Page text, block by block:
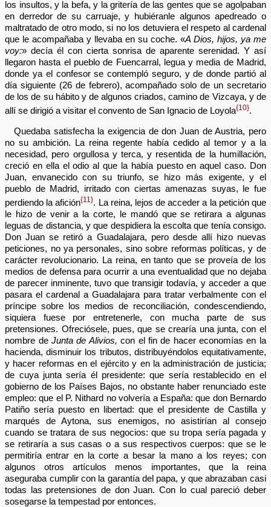
los insultos, y la befa, y la gritería de las gentes que se agolpaban
en derredor de su carruaje, y hubiéranle algunos apedreado o
maltratado de otro modo, si no los detuviera el respeto al cardenal
que le acompañaba y llevaba en su coche. «A Dios, hijos, ya me
voy:» decía él con cierta sonrisa de aparente serenidad. Y así
llegaron hasta el pueblo de Fuencarral, legua y media de Madrid,
donde ya el confesor se contempló seguro, y de donde partió al
día siguiente (26 de febrero), acompañado solo de un secretario
de los de su hábito y de algunos criados, camino de Vizcaya, y de
allí se dirigió a visitar el convento de San Ignacio de Loyola{10}.
Quedaba satisfecha la exigencia de don Juan de Austria, pero
no su ambición. La reina regente había cedido al temor y a la
necesidad, pero orgullosa y terca, y resentida de la humillación,
creció en ella el odio al que la había puesto en aquel caso. Don
Juan, envanecido con su triunfo, se hizo más exigente, y el
pueblo de Madrid, irritado con ciertas amenazas suyas, le fue
perdiendo la afición{11}. La reina, lejos de acceder a la petición que
le hizo de venir a la corte, le mandó que se retirara a algunas
leguas de distancia, y que despidiera la escolta que tenía consigo.
Don Juan se retiró a Guadalajara, pero desde allí hizo nuevas
peticiones, no ya personales, sino sobre reformas políticas, y de
carácter revolucionario. La reina, en tanto que se proveía de los
medios de defensa para ocurrir a una eventualidad que no dejaba
de parecer inminente, tuvo que transigir todavía, y acceder a que
pasara el cardenal a Guadalajara para tratar verbalmente con el
príncipe sobre los medios de reconciliación, condescendiendo,
siquiera fuese por entretenerle, con mucha parte de sus
pretensiones. Ofreciósele, pues, que se crearía una junta, con el
nombre de Junta de Alivios, con el fin de hacer economías en la
hacienda, disminuir los tributos, distribuyéndolos equitativamente,
y hacer reformas en el ejército y en la administración de justicia;
de cuya junta sería él presidente: que sería restablecido en el
gobierno de los Países Bajos, no obstante haber renunciado este
empleo: que el P. Nithard no volvería a España: que don Bernardo
Patiño sería puesto en libertad: que el presidente de Castilla y
marqués de Aytona, sus enemigos, no asistirían al consejo
cuando se tratara de sus negocios: que su tropa sería pagada y
se retiraría a sus casas o a sus respectivos cuerpos: que se le
permitiría entrar en la corte a besar la mano a los reyes; con
algunos otros artículos menos importantes, que la reina
aseguraba cumplir con la garantía del papa, y que abrazaban casi
todas las pretensiones de don Juan. Con lo cual pareció deber
sosegarse la tempestad por entonces.